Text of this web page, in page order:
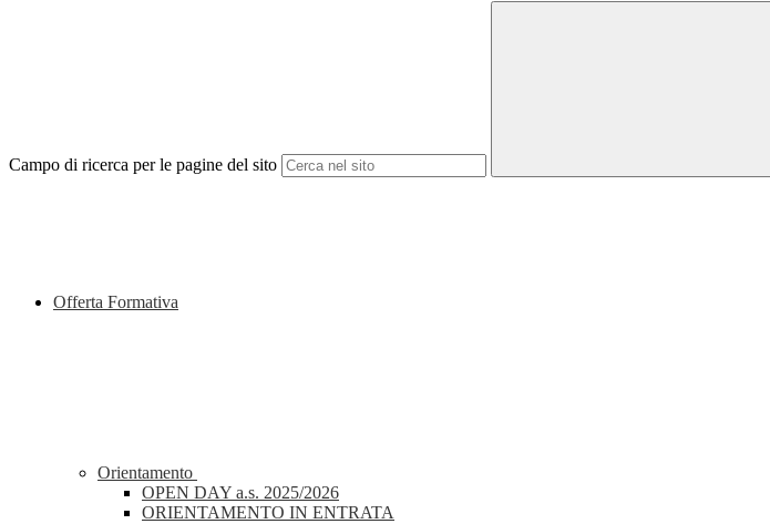
Campo di ricerca per le pagine del sito
Offerta Formativa
Orientamento
OPEN DAY a.s. 2025/2026
ORIENTAMENTO IN ENTRATA